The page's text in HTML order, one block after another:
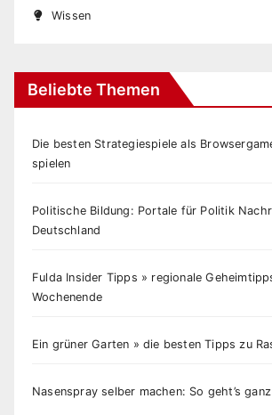
Wissen
Beliebte Themen
Die besten Strategiespiele als
spielen
Politische Bildung: Portale für Politik
Deutschland
Fulda Insider Tipps » regionale
Wochenende
Ein grüner Garten » die besten Tipps zu
Nasenspray selber machen: So geht’s